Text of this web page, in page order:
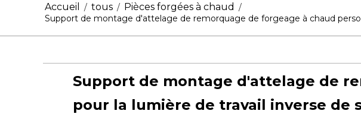
QU'EST-CE QUE LE CASTING?
Accueil / tous / Pièces forgées à chaud /
Support de montage d'attelage de remorquage de forgeage à chaud
Support de montage d'attelage de
pour la lumière de travail inverse de